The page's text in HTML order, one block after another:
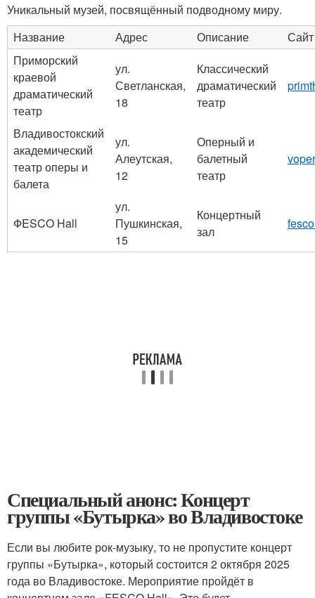
Уникальный музей, посвящённый подводному миру.
Название
Адрес Описание
Сайт
Приморский
краевой
драматический
театр
ул.
Светланская,
18
Классический
драматический
театр
Владивостокский
академический
театр оперы и
балета
ул.
Алеутская,
12
Оперный и
балетный
театр
ФESCO Hall
ул.
Пушкинская,
15
Концертный
зал
Специальный анонс: Концерт
группы «Бутырка» во Владивостоке
Если вы любите рок-музыку, то не пропустите концерт
группы «Бутырка», который состоится 2 октября 2025
года во Владивостоке. Мероприятие пройдёт в